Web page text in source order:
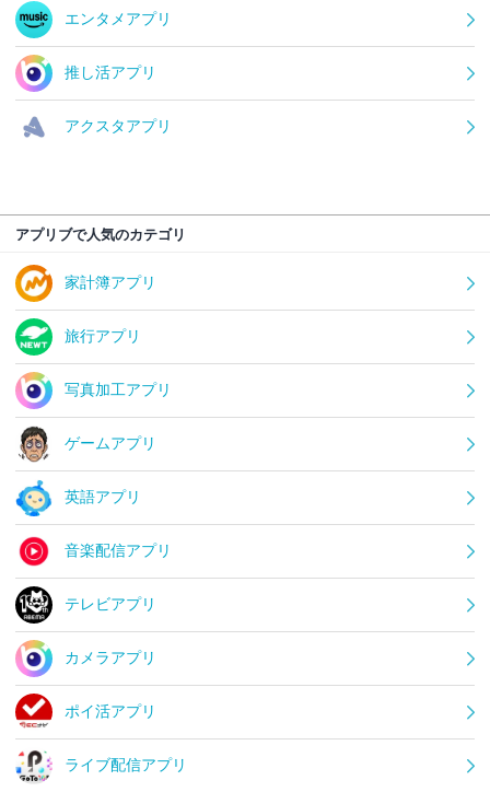
エンタメアプリ
推し活アプリ
アクスタアプリ
アプリブで人気のカテゴリ
家計簿アプリ
旅行アプリ
写真加工アプリ
ゲームアプリ
英語アプリ
音楽配信アプリ
テレビアプリ
カメラアプリ
ポイ活アプリ
ライブ配信アプリ